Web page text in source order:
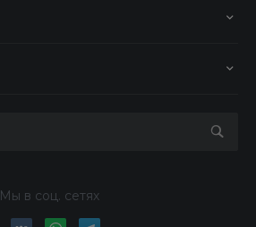
Мы в соц. сетях